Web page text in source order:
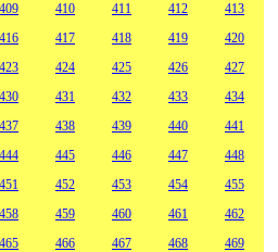
409 410 411 412
413
416 417 418 419
420
423 424 425 426
427
430 431 432 433
434
437 438 439 440
441
444 445 446 447
448
451 452 453 454
455
458 459 460 461
462
465 466 467 468
469